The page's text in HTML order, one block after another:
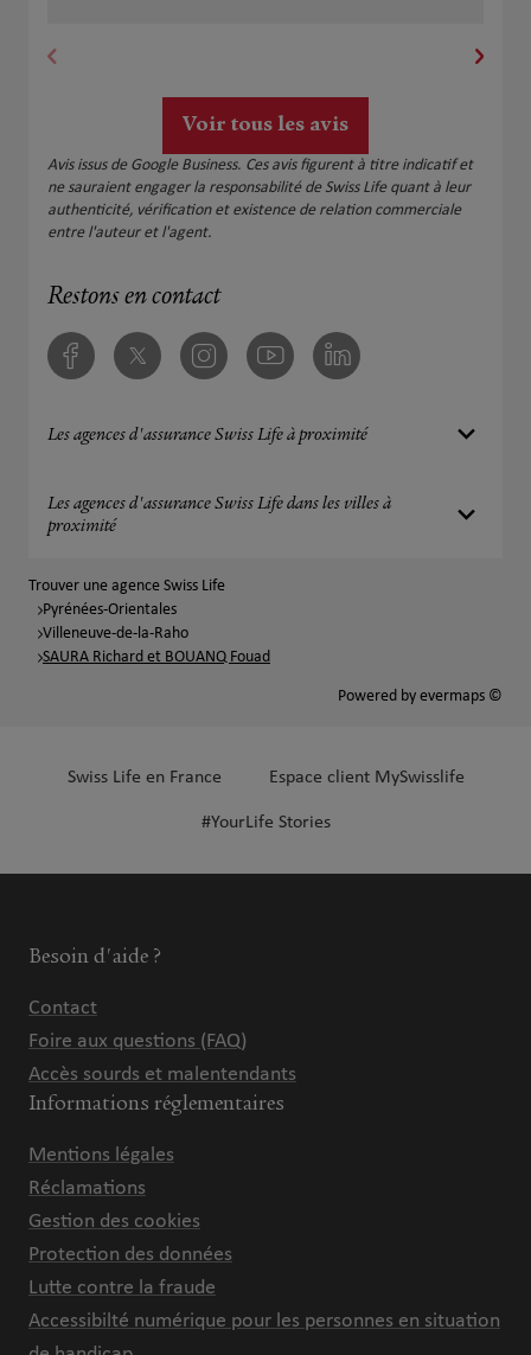
Voir tous les avis
Avis issus de Google Business. Ces avis figurent à titre indicatif et
ne sauraient engager la responsabilité de Swiss Life quant à leur
authenticité, vérification et existence de relation commerciale
entre l'auteur et l'agent.
Restons en contact
FacebookTwitter InstagramYoutube Linkedin
Les agences d'assurance Swiss Life à proximité
Les agences d'assurance Swiss Life dans les villes à
proximité
Trouver une agence Swiss Life
Pyrénées-Orientales
Villeneuve-de-la-Raho
SAURA Richard et BOUANQ Fouad
Powered by evermaps ©
Swiss Life en France Espace client MySwisslife
#YourLife Stories
Besoin d'aide ?
Contact
Foire aux questions (FAQ)
Accès sourds et malentendants
Informations réglementaires
Mentions légales
Réclamations
Gestion des cookies
Protection des données
Lutte contre la fraude
Accessibilté numérique pour les personnes en situation